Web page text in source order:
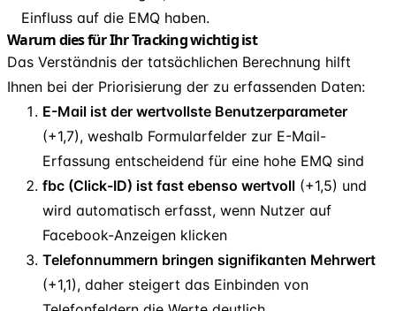
Einfluss auf die EMQ haben.
Warum dies für Ihr Tracking wichtig ist
Das Verständnis der tatsächlichen Berechnung hilft
Ihnen bei der Priorisierung der zu erfassenden Daten:
E-Mail ist der wertvollste Benutzerparameter
(+1,7), weshalb Formularfelder zur E-Mail-
Erfassung entscheidend für eine hohe EMQ sind
fbc (Click-ID) ist fast ebenso wertvoll (+1,5) und
wird automatisch erfasst, wenn Nutzer auf
Facebook-Anzeigen klicken
Telefonnummern bringen signifikanten Mehrwert
(+1,1), daher steigert das Einbinden von